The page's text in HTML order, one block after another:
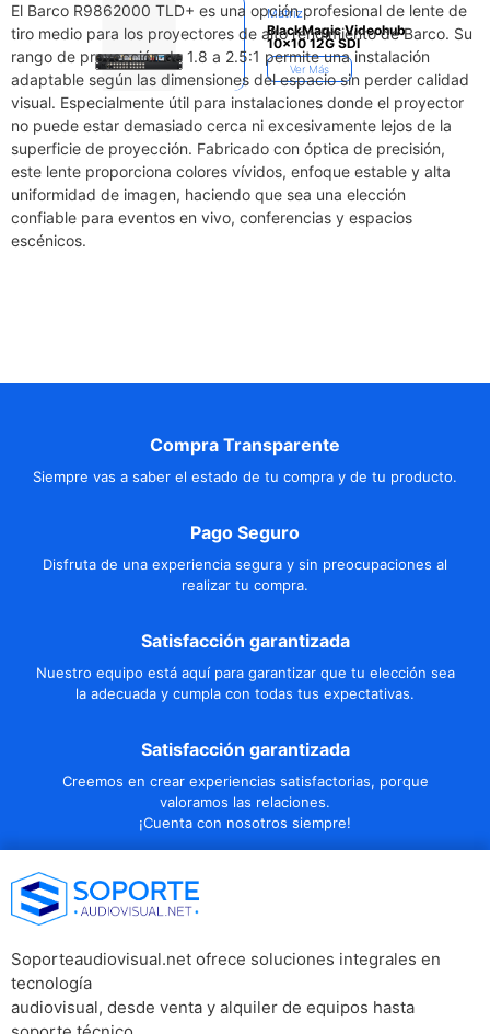
Matriz
BlackMagic Videohub
10×10 12G SDI
Ver Más
El Barco R9862000 TLD+ es una opción profesional de lente de
tiro medio para los proyectores de alto rendimiento de Barco. Su
rango de proyección de 1.8 a 2.5:1 permite una instalación
adaptable según las dimensiones del espacio sin perder calidad
visual. Especialmente útil para instalaciones donde el proyector
no puede estar demasiado cerca ni excesivamente lejos de la
superficie de proyección. Fabricado con óptica de precisión,
este lente proporciona colores vívidos, enfoque estable y alta
uniformidad de imagen, haciendo que sea una elección
confiable para eventos en vivo, conferencias y espacios
escénicos.
Compra Transparente
Siempre vas a saber el estado de tu compra y de tu producto.
Pago Seguro
Disfruta de una experiencia segura y sin preocupaciones al
realizar tu compra.
Satisfacción garantizada
Nuestro equipo está aquí para garantizar que tu elección sea
la adecuada y cumpla con todas tus expectativas.
Satisfacción garantizada
Creemos en crear experiencias satisfactorias, porque
valoramos las relaciones.
¡Cuenta con nosotros siempre!
Soporteaudiovisual.net ofrece soluciones integrales en
tecnología
audiovisual, desde venta y alquiler de equipos hasta